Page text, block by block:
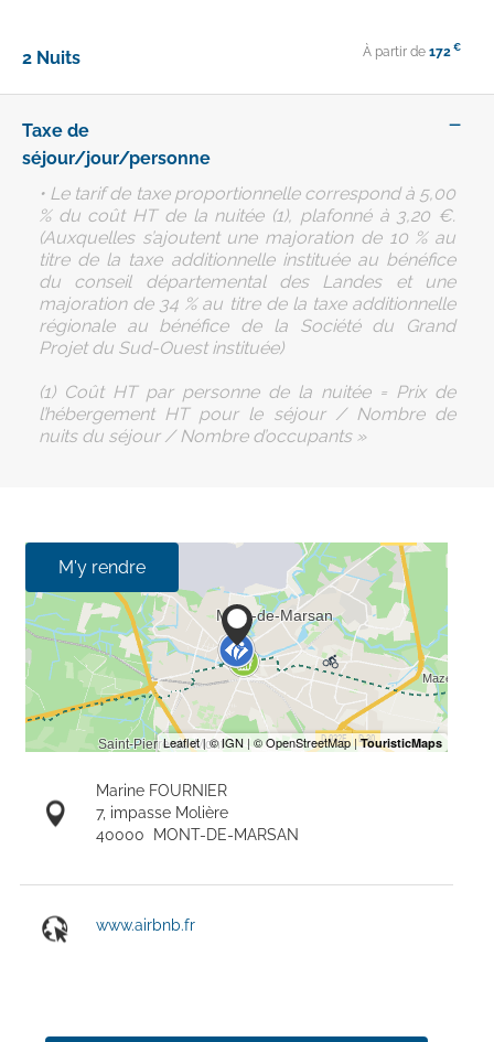
2 Nuits À partir de 172 €
Taxe de
séjour/jour/personne
—
• Le tarif de taxe proportionnelle correspond à 5,00
% du coût HT de la nuitée (1), plafonné à 3,20 €.
(Auxquelles s’ajoutent une majoration de 10 % au
titre de la taxe additionnelle instituée au bénéfice
du conseil départemental des Landes et une
majoration de 34 % au titre de la taxe additionnelle
régionale au bénéfice de la Société du Grand
Projet du Sud-Ouest instituée)
(1) Coût HT par personne de la nuitée = Prix de
l’hébergement HT pour le séjour / Nombre de
nuits du séjour / Nombre d’occupants »
M'y rendre
Marine FOURNIER
7, impasse Molière
40000 MONT-DE-MARSAN
www.airbnb.fr